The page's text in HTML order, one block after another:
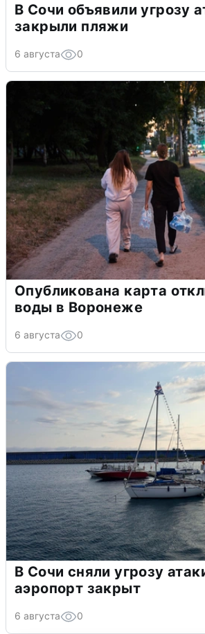
В Сочи объявили угрозу
закрыли пляжи
6 августа 0
Опубликована карта
воды в Воронеже
6 августа 0
В Сочи сняли угрозу
аэропорт закрыт
6 августа 0